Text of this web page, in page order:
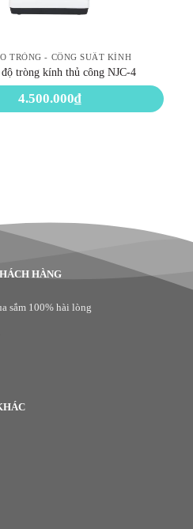
TRÒNG - CÔNG SUẤT KÍNH
tròng kính thủ công NJC-4
4.500.000₫
HÀNG
sắm 100% hài lòng